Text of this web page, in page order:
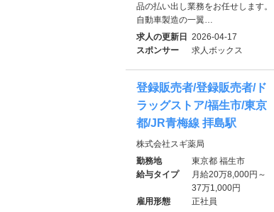
品の払い出し業務をお任せします。
自動車製造の一翼…
求人の更新日
2026-04-17
スポンサー
求人ボックス
登録販売者/登録販売者/ド
ラッグストア/福生市/東京
都/JR青梅線 拝島駅
株式会社スギ薬局
勤務地
東京都 福生市
給与タイプ
月給20万8,000円～
37万1,000円
雇用形態
正社員